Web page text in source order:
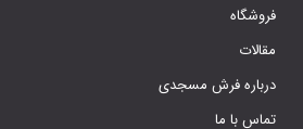
شوند
فروشگاه
مقالات
درباره فرش مسجدی
تماس با ما